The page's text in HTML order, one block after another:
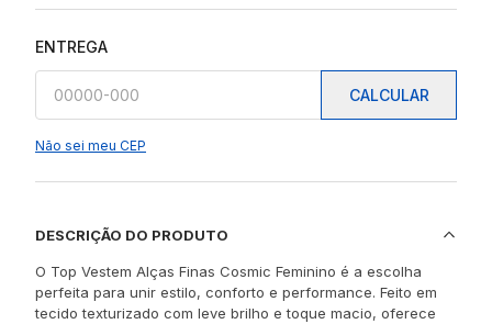
ENTREGA
CALCULAR
Não sei meu CEP
DESCRIÇÃO DO PRODUTO
O Top Vestem Alças Finas Cosmic Feminino é a escolha
perfeita para unir estilo, conforto e performance. Feito em
tecido texturizado com leve brilho e toque macio, oferece